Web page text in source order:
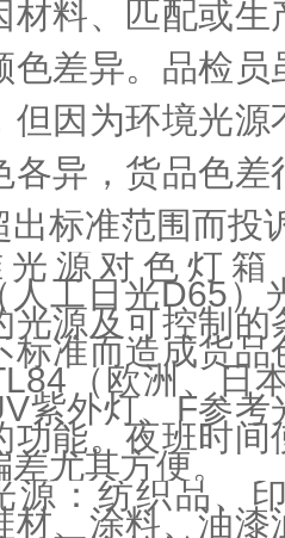
材料、匹配或
色差异。品检
但因为环境光
各异，货品色
出标准范围而投
源对色灯箱
人工日光D65）
光源及可控制
标准而造成货
（欧洲、日
紫外灯、F参
功能。夜班时
差尤其方便。
源：纺织品、
材、涂料、油